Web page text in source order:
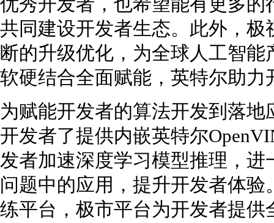
优秀开发者，也希望能有更多
共同建设开发者生态。此外，极
断的升级优化，为全球人工智
软硬结合全面赋能，英特尔助力
为赋能开发者的算法开发到落
开发者了提供内嵌英特尔
发者加速深度学习模型推理，
问题中的应用，提升开发者体
练平台，极市平台为开发者提